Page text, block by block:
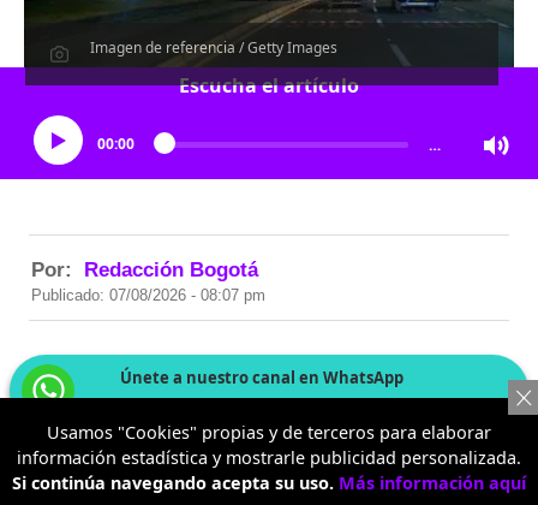
Imagen de referencia / Getty Images
Escucha el artículo
00:00 …
Por: Redacción Bogotá
Publicado: 07/08/2026 - 08:07 pm
Únete a nuestro canal en WhatsApp
Sobre las 7:00 de la noche de este viernes 7 de agosto se
Usamos "Cookies" propias y de terceros para elaborar
información estadística y mostrarle publicidad personalizada.
Si continúa navegando acepta su uso. Más información aquí